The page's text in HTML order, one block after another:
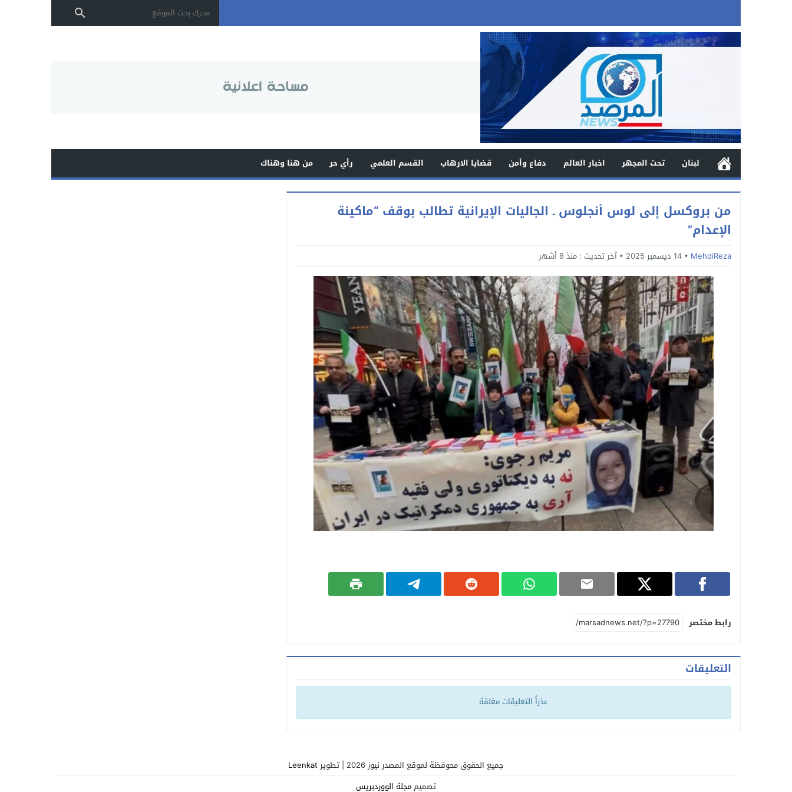
لبنان تحت المجهر اخبار العالم دفاع وأمن قضايا الارهاب القسم العلمي رأي حر من هنا وهناك
من بروكسل إلى لوس أنجلوس ـ الجاليات الإيرانية تطالب بوقف “ماكينة
الإعدام”
MehdiReza 14 ديسمبر 2025 آخر تحديث : منذ 8 أشهر
رابط مختصر
التعليقات
عذراً التعليقات مغلقة
جميع الحقوق محوفظة لموقع المصدر نيوز 2026 | تطوير
Leenkat
تصميممجلة الووردبريس